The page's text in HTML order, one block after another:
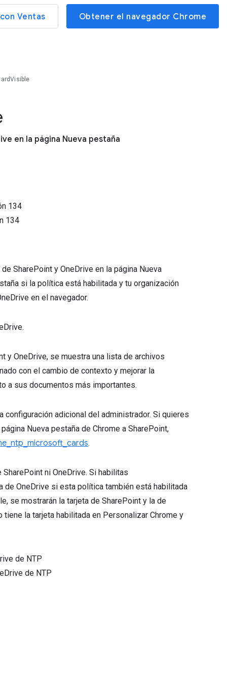
Ventas Obtener el navegador Chrome
en la página Nueva pestaña
134
134
SharePoint y OneDrive en la página Nueva
si la política está habilitada y tu organización
en el navegador.
y OneDrive, se muestra una lista de archivos
con el cambio de contexto y mejorar la
a sus documentos más importantes.
adicional del administrador. Si quieres
Nueva pestaña de Chrome a SharePoint,
.
ni OneDrive. Si habilitas
de OneDrive si esta política también está habilitada
se mostrarán la tarjeta de SharePoint y la de
la tarjeta habilitada en Personalizar Chrome y
de NTP
de NTP